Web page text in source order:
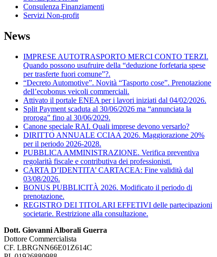
Consulenza Finanziamenti
Servizi Non-profit
News
IMPRESE AUTOTRASPORTO MERCI CONTO TERZI.
Quando possono usufruire della “deduzione forfetaria spese
per trasferte fuori comune”?.
“Decreto Automotive”. Novità “Tasporto cose”. Prenotazione
dell’ecobonus veicoli commerciali.
Attivato il portale ENEA per i lavori iniziati dal 04/02/2026.
Split Payment scaduta al 30/06/2026 ma “annunciata la
proroga” fino al 30/06/2029.
Canone speciale RAI. Quali imprese devono versarlo?
DIRITTO ANNUALE CCIAA 2026. Maggiorazione 20%
per il periodo 2026-2028.
PUBBLICA AMMINISTRAZIONE. Verifica preventiva
regolarità fiscale e contributiva dei professionisti.
CARTA D’IDENTITA’ CARTACEA: Fine validità dal
03/08/2026.
BONUS PUBBLICITÀ 2026. Modificato il periodo di
prenotazione.
REGISTRO DEI TITOLARI EFFETIVI delle partecipazioni
societarie. Restrizione alla consultazione.
Dott. Giovanni Alborali Guerra
Dottore Commercialista
CF. LBRGNN66E01Z614C